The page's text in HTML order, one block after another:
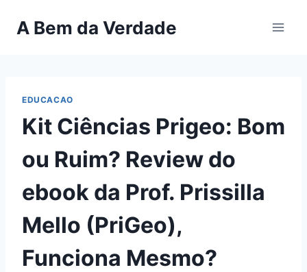
paraA Bem da Verdade
EDUCACAO
Kit Ciências Prigeo: Bom
ou Ruim? Review do
ebook da Prof. Prissilla
Mello (PriGeo),
Funciona Mesmo?